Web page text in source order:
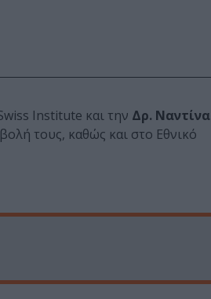
Institute και την Δρ. Ναντίνα
τους, καθώς και στο Εθνικό